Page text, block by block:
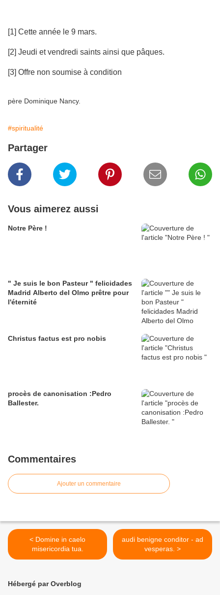
[1] Cette année le 9 mars.
[2] Jeudi et vendredi saints ainsi que pâques.
[3] Offre non soumise à condition
père Dominique Nancy.
#spiritualité
Partager
Vous aimerez aussi
Notre Père !
" Je suis le bon Pasteur " felicidades
Madrid Alberto del Olmo prêtre pour
l'éternité
Christus factus est pro nobis
procès de canonisation :Pedro
Ballester.
Commentaires
Ajouter un commentaire
< Domine in caelo
misericordia tua.
audi benigne conditor - ad
vesperas. >
Hébergé par Overblog